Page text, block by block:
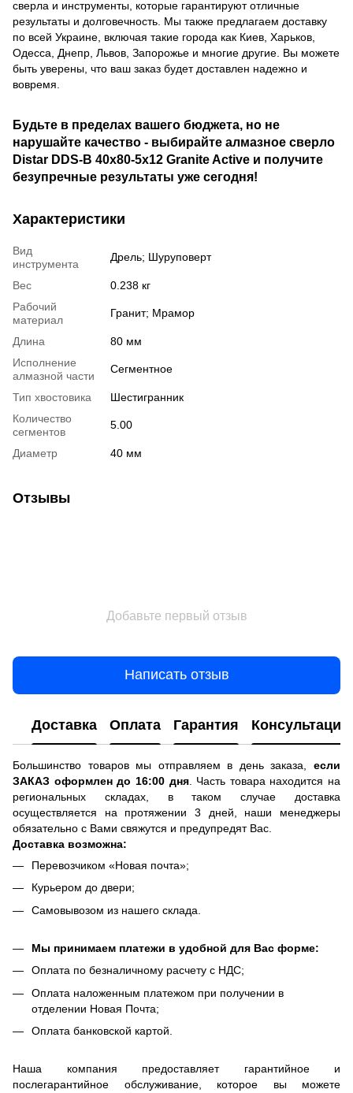
сверла и инструменты, которые гарантируют отличные
результаты и долговечность. Мы также предлагаем доставку
по всей Украине, включая такие города как Киев, Харьков,
Одесса, Днепр, Львов, Запорожье и многие другие. Вы можете
быть уверены, что ваш заказ будет доставлен надежно и
вовремя.
Будьте в пределах вашего бюджета, но не
нарушайте качество - выбирайте алмазное сверло
Distar DDS-B 40x80-5x12 Granite Active и получите
безупречные результаты уже сегодня!
Характеристики
Вид
инструмента
Дрель; Шуруповерт
Вес
0.238 кг
Рабочий
материал
Гранит; Мрамор
Длина
80 мм
Исполнение
алмазной части
Сегментное
Тип хвостовика
Шестигранник
Количество
сегментов
5.00
Диаметр 40 мм
Отзывы
Добавьте первый отзыв
Написать отзыв
Доставка Оплата Гарантия Консультация
Большинство товаров мы отправляем в день заказа, если
ЗАКАЗ оформлен до 16:00 дня. Часть товара находится на
региональных складах, в таком случае доставка
осуществляется на протяжении 3 дней, наши менеджеры
обязательно с Вами свяжутся и предупредят Вас.
Доставка возможна:
Перевозчиком «Новая почта»;
Курьером до двери;
Самовывозом из нашего склада.
Мы принимаем платежи в удобной для Вас форме:
Оплата по безналичному расчету с НДС;
Оплата наложенным платежом при получении в
отделении Новая Почта;
Оплата банковской картой.
Наша компания предоставляет гарантийное и
послегарантийное обслуживание, которое вы можете